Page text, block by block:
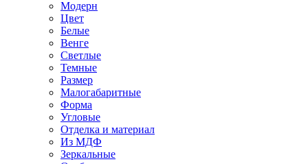
Модерн
Цвет
Белые
Венге
Светлые
Темные
Размер
Малогабаритные
Форма
Угловые
Отделка и материал
Из МДФ
Зеркальные